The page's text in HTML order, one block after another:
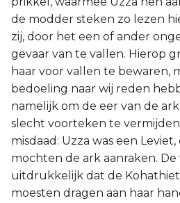
de modder steken zo lezen
zij, door het een of ander
gevaar van te vallen. Hierop
haar voor vallen te bewaren,
bedoeling naar wij reden
namelijk om de eer van de
slecht voorteken te
misdaad: Uzza was een
mochten de ark aanraken.
uitdrukkelijk dat de
moesten dragen aan haar